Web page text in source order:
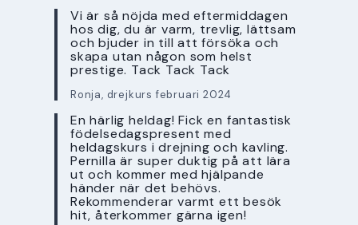
Vi är så nöjda med eftermiddagen
hos dig, du är varm, trevlig, lättsam
och bjuder in till att försöka och
skapa utan någon som helst
prestige. Tack Tack Tack
Ronja, drejkurs februari 2024
En härlig heldag! Fick en fantastisk
födelsedagspresent med
heldagskurs i drejning och kavling.
Pernilla är super duktig på att lära
ut och kommer med hjälpande
händer när det behövs.
Rekommenderar varmt ett besök
hit, återkommer gärna igen!